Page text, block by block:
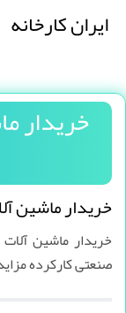
ایران کارخانه
خریدار
خریدار ماشین
خریدار ماشین
صنعتی کارکرده